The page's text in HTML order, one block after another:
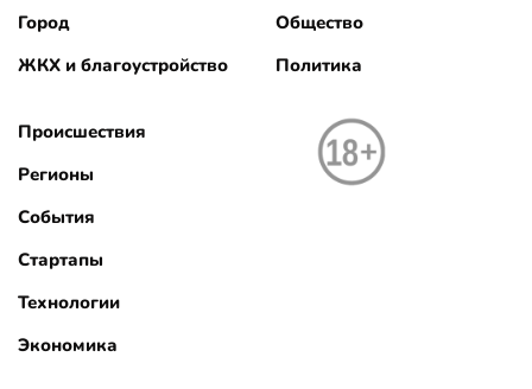
Город
ЖКХ и благоустройство
Общество
Политика
Происшествия
Регионы
События
Стартапы
Технологии
Экономика